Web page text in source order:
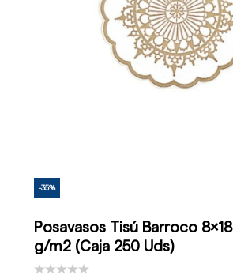
-35%
Posavasos Tisú Barroco 8x18
g/m2 (Caja 250 Uds)